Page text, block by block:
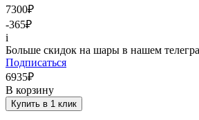
7300₽
-365₽
i
Больше скидок на шары в нашем
Подписаться
6935₽
В корзину
Купить в 1 клик